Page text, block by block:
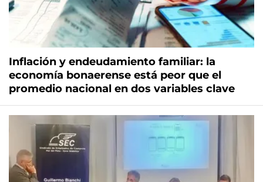
Inflación y endeudamiento familiar: la
economía bonaerense está peor que el
promedio nacional en dos variables clave